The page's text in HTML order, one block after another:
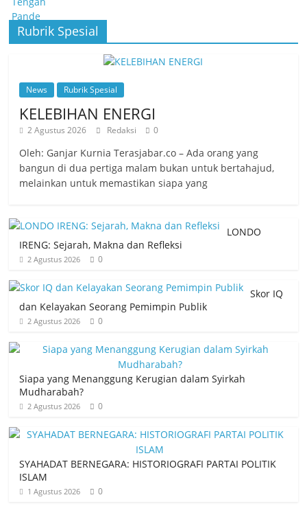
Rubrik Spesial
News Rubrik Spesial
KELEBIHAN ENERGI
2 Agustus 2026 Redaksi 0
Oleh: Ganjar Kurnia Terasjabar.co – Ada orang yang
bangun di dua pertiga malam bukan untuk bertahajud,
melainkan untuk memastikan siapa yang
LONDO
IRENG: Sejarah, Makna dan Refleksi
2 Agustus 2026 0
Skor IQ
dan Kelayakan Seorang Pemimpin Publik
2 Agustus 2026 0
Siapa yang Menanggung Kerugian dalam Syirkah
Mudharabah?
2 Agustus 2026 0
SYAHADAT BERNEGARA: HISTORIOGRAFI PARTAI POLITIK
ISLAM
1 Agustus 2026 0